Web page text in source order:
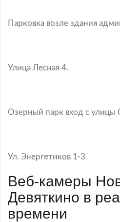
Парковка возле здания
Улица Лесная 4.
Озерный парк вход с улицы
Ул. Энергетиков 1-3
Веб-камеры
Девяткино в
времени